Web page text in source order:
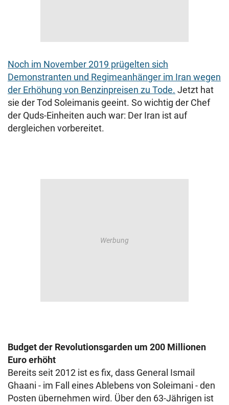
Noch im November 2019 prügelten sich
Demonstranten und Regimeanhänger im Iran wegen
der Erhöhung von Benzinpreisen zu Tode. Jetzt hat
sie der Tod Soleimanis geeint. So wichtig der Chef
der Quds-Einheiten auch war: Der Iran ist auf
dergleichen vorbereitet.
Budget der Revolutionsgarden um 200 Millionen
Euro erhöht
Bereits seit 2012 ist es fix, dass General Ismail
Ghaani - im Fall eines Ablebens von Soleimani - den
Posten übernehmen wird. Über den 63-Jährigen ist